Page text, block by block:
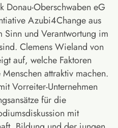
Donau-Oberschwaben eG
Azubi4Change aus
Sinn und Verantwortung im
Clemens Wieland von
auf, welche Faktoren
attraktiv machen.
Vorreiter-Unternehmen
für die
mit